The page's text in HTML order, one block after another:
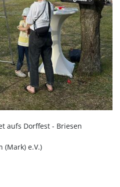
aufs Dorffest - Briesen
(Mark) e.V.)